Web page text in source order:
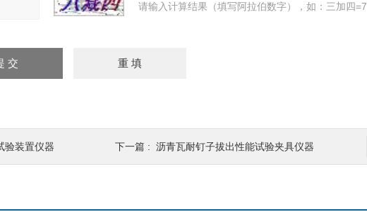
请输入计算结果（填写阿拉伯数字），如：三加四=7
验装置仪器 下一篇 : 沥青瓦耐钉子拔出性能试验夹具仪器